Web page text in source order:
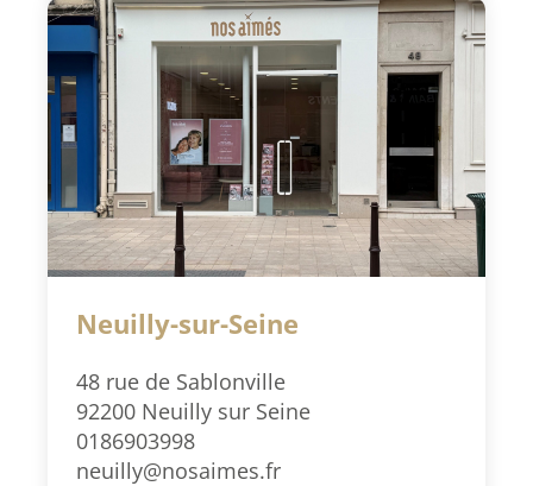
Neuilly-sur-Seine
48 rue de Sablonville
92200 Neuilly sur Seine
0186903998
neuilly@nosaimes.fr